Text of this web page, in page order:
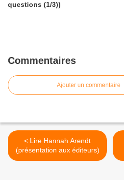
questions (1/3))
Commentaires
Ajouter un commentaire
< Lire Hannah Arendt
(présentation aux éditeurs)